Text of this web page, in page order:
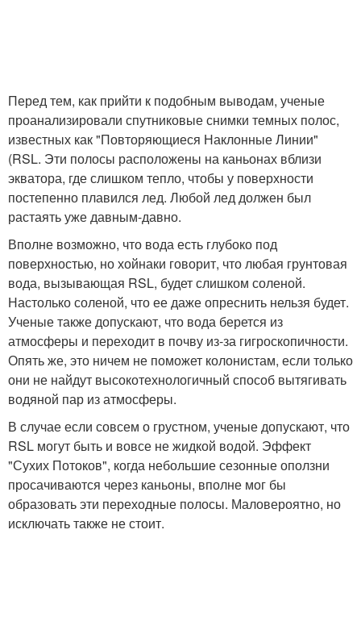
Перед тем, как прийти к подобным выводам, ученые
проанализировали спутниковые снимки темных полос,
известных как "Повторяющиеся Наклонные Линии"
(RSL. Эти полосы расположены на каньонах вблизи
экватора, где слишком тепло, чтобы у поверхности
постепенно плавился лед. Любой лед должен был
растаять уже давным-давно.
Вполне возможно, что вода есть глубоко под
поверхностью, но хойнаки говорит, что любая грунтовая
вода, вызывающая RSL, будет слишком соленой.
Настолько соленой, что ее даже опреснить нельзя будет.
Ученые также допускают, что вода берется из
атмосферы и переходит в почву из-за гигроскопичности.
Опять же, это ничем не поможет колонистам, если только
они не найдут высокотехнологичный способ вытягивать
водяной пар из атмосферы.
В случае если совсем о грустном, ученые допускают, что
RSL могут быть и вовсе не жидкой водой. Эффект
"Сухих Потоков", когда небольшие сезонные оползни
просачиваются через каньоны, вполне мог бы
образовать эти переходные полосы. Маловероятно, но
исключать также не стоит.